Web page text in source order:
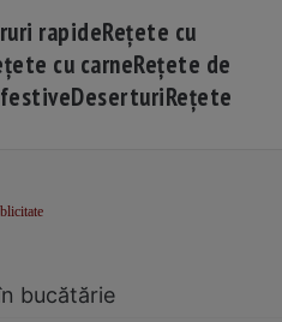
rapideRețete cu
cu carneRețete de
DeserturiRețete
bucătărie